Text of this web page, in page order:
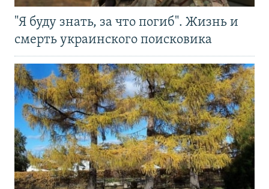
"Я буду знать, за что погиб". Жизнь и
смерть украинского поисковика